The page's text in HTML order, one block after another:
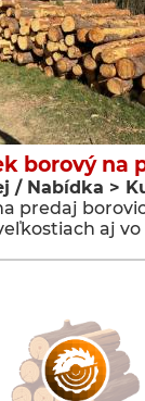
borový na
/ Nabídka >
predaj
aj vo